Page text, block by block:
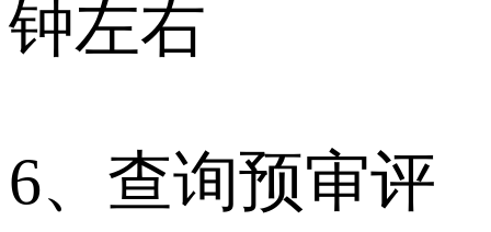
钟左右
6、查询预审评